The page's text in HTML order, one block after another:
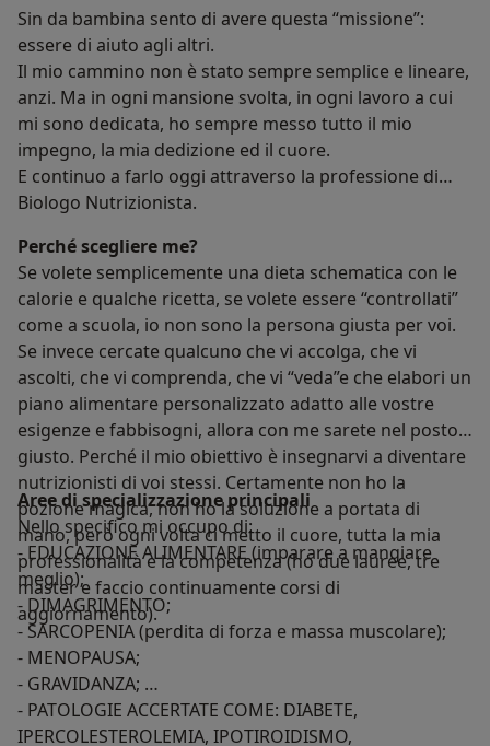
Sin da bambina sento di avere questa “missione”:
essere di aiuto agli altri.
Il mio cammino non è stato sempre semplice e lineare,
anzi. Ma in ogni mansione svolta, in ogni lavoro a cui
mi sono dedicata, ho sempre messo tutto il mio
impegno, la mia dedizione ed il cuore.
E continuo a farlo oggi attraverso la professione di
Biologo Nutrizionista.
Perché scegliere me?
Se volete semplicemente una dieta schematica con le
calorie e qualche ricetta, se volete essere “controllati”
come a scuola, io non sono la persona giusta per voi.
Se invece cercate qualcuno che vi accolga, che vi
ascolti, che vi comprenda, che vi “veda”e che elabori un
piano alimentare personalizzato adatto alle vostre
esigenze e fabbisogni, allora con me sarete nel posto
giusto. Perché il mio obiettivo è insegnarvi a diventare
nutrizionisti di voi stessi. Certamente non ho la
pozione magica, non ho la soluzione a portata di
mano, però ogni volta ci metto il cuore, tutta la mia
professionalità e la competenza (ho due lauree, tre
master e faccio continuamente corsi di
aggiornamento).
Aree di specializzazione principali
Nello specifico mi occupo di:
- EDUCAZIONE ALIMENTARE (imparare a mangiare
meglio);
- DIMAGRIMENTO;
- SARCOPENIA (perdita di forza e massa muscolare);
- MENOPAUSA;
- GRAVIDANZA;
- PATOLOGIE ACCERTATE COME: DIABETE,
IPERCOLESTEROLEMIA, IPOTIROIDISMO,